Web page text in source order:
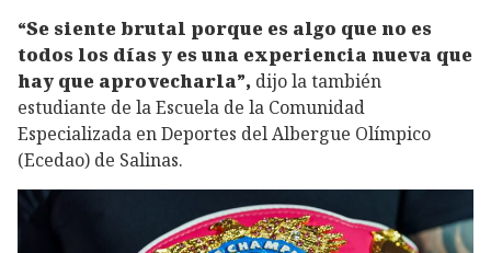
“Se siente brutal porque es algo que no es
todos los días y es una experiencia nueva que
hay que aprovecharla”, dijo la también
estudiante de la Escuela de la Comunidad
Especializada en Deportes del Albergue Olímpico
(Ecedao) de Salinas.